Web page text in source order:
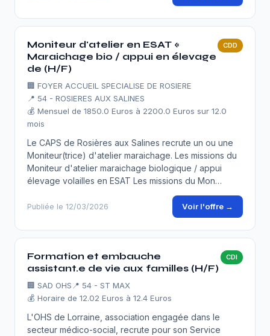
Moniteur d'atelier en ESAT «
Maraichage bio / appui en élevage
de (H/F)
CDD
🏢 FOYER ACCUEIL SPECIALISE DE ROSIERE
📍 54 - ROSIERES AUX SALINES
💰 Mensuel de 1850.0 Euros à 2200.0 Euros sur 12.0
mois
Le CAPS de Rosières aux Salines recrute un ou une
Moniteur(trice) d'atelier maraichage. Les missions du
Moniteur d'atelier maraichage biologique / appui
élevage volailles en ESAT Les missions du Mon…
Publiée le 12/03/2026 Voir l'offre →
Formation et embauche
assistant.e de vie aux familles (H/F)
CDI
🏢 SAD OHS 📍 54 - ST MAX
💰 Horaire de 12.02 Euros à 12.4 Euros
L'OHS de Lorraine, association engagée dans le
secteur médico-social, recrute pour son Service